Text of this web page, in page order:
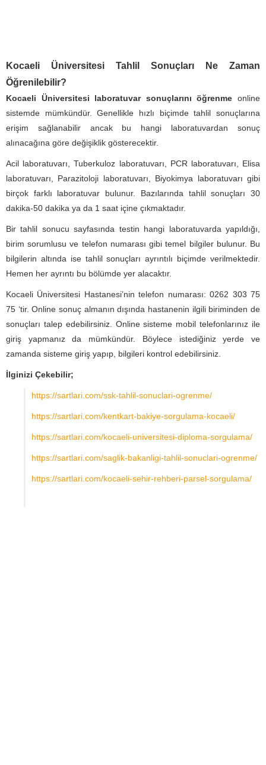
Kocaeli Üniversitesi Tahlil Sonuçları Ne Zaman
Öğrenilebilir?
Kocaeli Üniversitesi laboratuvar sonuçlarını öğrenme online
sistemde mümkündür. Genellikle hızlı biçimde tahlil sonuçlarına
erişim sağlanabilir ancak bu hangi laboratuvardan sonuç
alınacağına göre değişiklik gösterecektir.
Acil laboratuvarı, Tuberkuloz laboratuvarı, PCR laboratuvarı, Elisa
laboratuvarı, Parazitoloji laboratuvarı, Biyokimya laboratuvarı gibi
birçok farklı laboratuvar bulunur. Bazılarında tahlil sonuçları 30
dakika-50 dakika ya da 1 saat içine çıkmaktadır.
Bir tahlil sonucu sayfasında testin hangi laboratuvarda yapıldığı,
birim sorumlusu ve telefon numarası gibi temel bilgiler bulunur. Bu
bilgilerin altında ise tahlil sonuçları ayrıntılı biçimde verilmektedir.
Hemen her ayrıntı bu bölümde yer alacaktır.
Kocaeli Üniversitesi Hastanesi’nin telefon numarası: 0262 303 75
75 ‘tir. Online sonuç almanın dışında hastanenin ilgili biriminden de
sonuçları talep edebilirsiniz. Online sisteme mobil telefonlarınız ile
giriş yapmanız da mümkündür. Böylece istediğiniz yerde ve
zamanda sisteme giriş yapıp, bilgileri kontrol edebilirsiniz.
İlginizi Çekebilir;
https://sartlari.com/ssk-tahlil-sonuclari-ogrenme/
https://sartlari.com/kentkart-bakiye-sorgulama-kocaeli/
https://sartlari.com/kocaeli-universitesi-diploma-sorgulama/
https://sartlari.com/saglik-bakanligi-tahlil-sonuclari-ogrenme/
https://sartlari.com/kocaeli-sehir-rehberi-parsel-sorgulama/